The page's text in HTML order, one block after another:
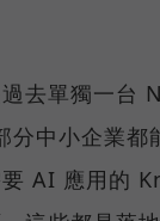
過去單獨一台
分中小企業都
AI 應用的